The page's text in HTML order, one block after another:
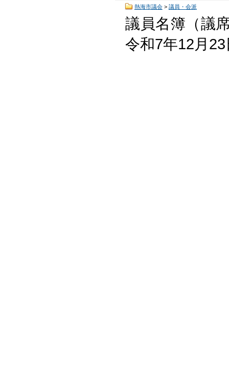
熱海市議会> 議員・会派
議員名簿（議
令和7年12月